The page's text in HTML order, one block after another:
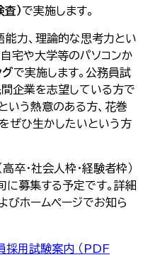
）で実施します。
力、理論的な思考力とい
宅や大学等のパソコンか
グで実施します。公務員試
企業を志望している方で
いう熱意のある方、花巻
ぜひ生かしたいという方
卒・社会人枠・経験者枠）
募集する予定です。詳細
びホームページでお知ら
採用試験案内 （PDF